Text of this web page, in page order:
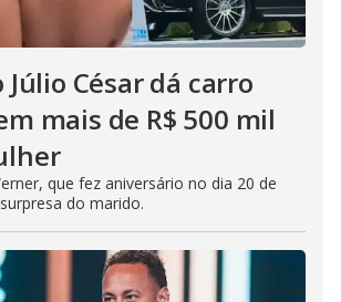
Júlio César dá carro
mais de R$ 500 mil
que fez aniversário no dia 20 de
do marido.